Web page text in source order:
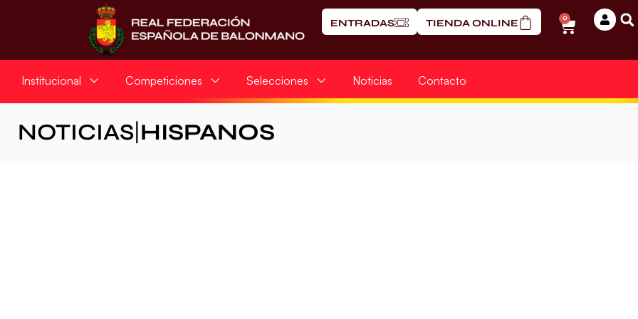
ENTRADAS TIENDA ONLINE 0
Institucional Competiciones Selecciones Noticias Contacto
NOTICIAS HISPANOS